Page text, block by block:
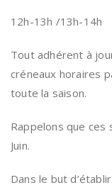
12h-13h /13h-14h
Tout adhérent à
créneaux horaires
toute la saison.
Rappelons que ces
Juin.
Dans le but